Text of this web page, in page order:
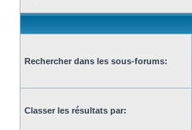
Rechercher dans les sous-forums:
Classer les résultats par: